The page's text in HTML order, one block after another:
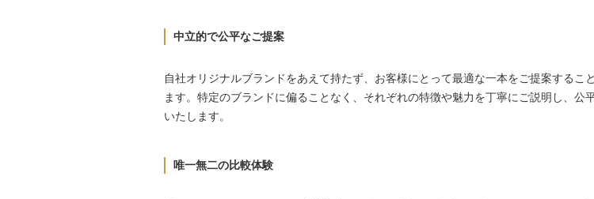
中立的で公平なご提案
自社オリジナルブランドをあえて持たず、お客様にとって最適な一本をご提案するこ
ます。特定のブランドに偏ることなく、それぞれの特徴や魅力を丁寧にご説明し、公
いたします。
唯一無二の比較体験